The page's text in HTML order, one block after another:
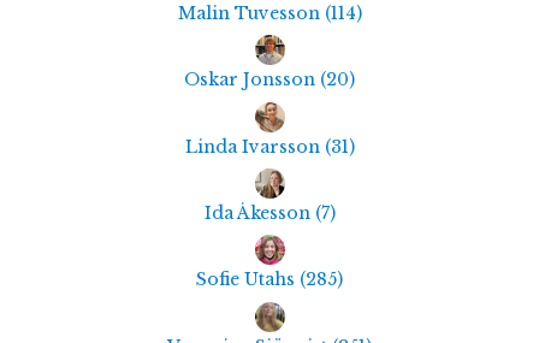
Malin Tuvesson (114)
Oskar Jonsson (20)
Linda Ivarsson (31)
Ida Åkesson (7)
Sofie Utahs (285)